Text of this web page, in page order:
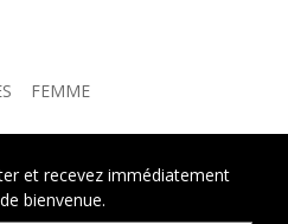
FEMME
et recevez immédiatement
bienvenue.